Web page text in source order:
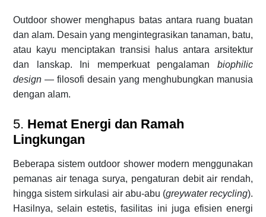
Outdoor shower menghapus batas antara ruang buatan
dan alam. Desain yang mengintegrasikan tanaman, batu,
atau kayu menciptakan transisi halus antara arsitektur
dan lanskap. Ini memperkuat pengalaman biophilic
design — filosofi desain yang menghubungkan manusia
dengan alam.
5. Hemat Energi dan Ramah
Lingkungan
Beberapa sistem outdoor shower modern menggunakan
pemanas air tenaga surya, pengaturan debit air rendah,
hingga sistem sirkulasi air abu-abu (greywater recycling).
Hasilnya, selain estetis, fasilitas ini juga efisien energi